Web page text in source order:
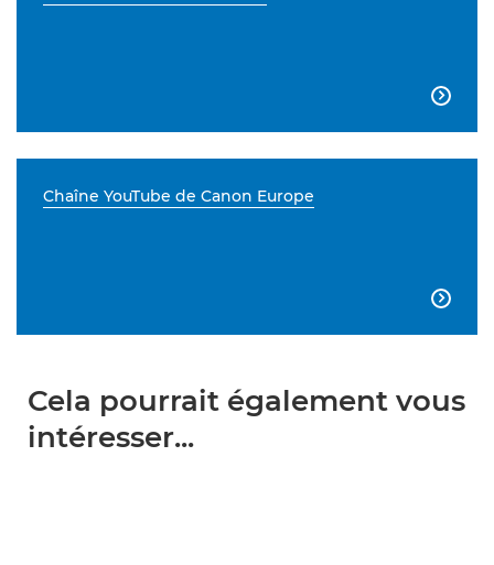

Chaîne YouTube de Canon Europe

Cela pourrait également vous
intéresser...